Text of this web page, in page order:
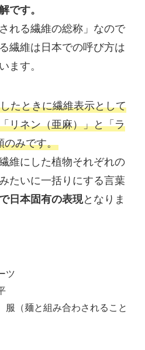
です。
れる繊維の総称」なので
繊維は日本での呼び方は
ます。
たときに繊維表示として
リネン（亜麻）」と「ラ
のみです。
維にした植物それぞれの
たいに一括りにする言葉
日本固有の表現となりま
ツ
（麺と組み合わされること